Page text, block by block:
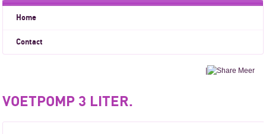
Home
Contact
| Meer
VOETPOMP 3 LITER.